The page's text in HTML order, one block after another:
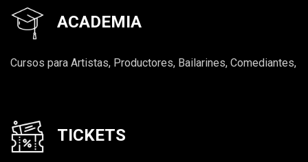
ACADEMIA
Cursos para Artistas, Productores, Bailarines, Comediantes,
TICKETS